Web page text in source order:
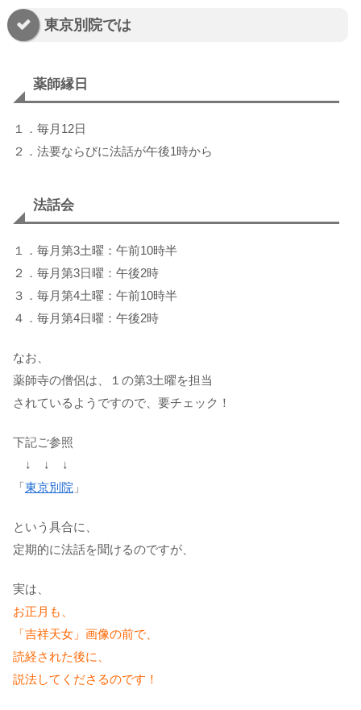
東京別院では
薬師縁日
１．毎月12日
２．法要ならびに法話が午後1時から
法話会
１．毎月第3土曜：午前10時半
２．毎月第3日曜：午後2時
３．毎月第4土曜：午前10時半
４．毎月第4日曜：午後2時
なお、
薬師寺の僧侶は、１の第3土曜を担当
されているようですので、要チェック！
下記ご参照
↓ ↓ ↓
「東京別院 」
という具合に、
定期的に法話を聞けるのですが、
実は、
お正月も、
「吉祥天女」画像の前で、
読経された後に、
説法してくださるのです！